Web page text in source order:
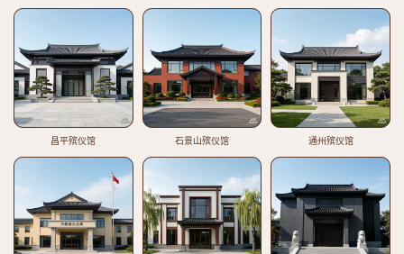
昌平殡仪馆 石景山殡仪馆 通州殡仪馆